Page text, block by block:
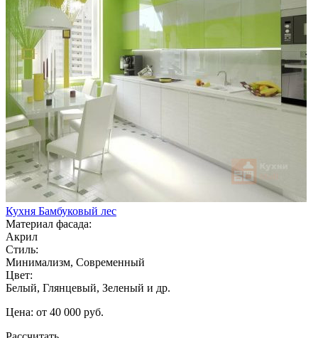
Кухня Бамбуковый лес
Материал фасада:
Акрил
Стиль:
Минимализм, Современный
Цвет:
Белый, Глянцевый, Зеленый и др.
Цена: от 40 000 руб.